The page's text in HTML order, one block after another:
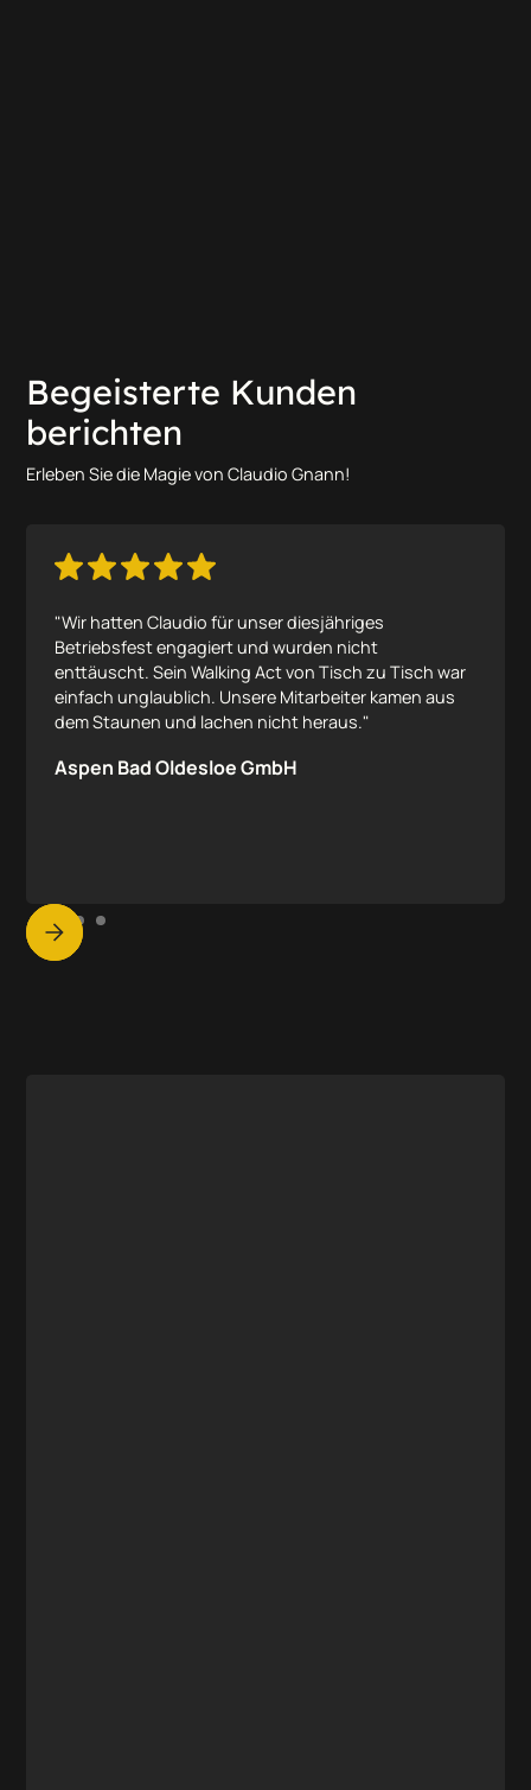
Begeisterte Kunden
berichten
Erleben Sie die Magie von Claudio Gnann!
"Wir hatten Claudio für unser diesjähriges
Betriebsfest engagiert und wurden nicht
enttäuscht. Sein Walking Act von Tisch zu Tisch war
einfach unglaublich. Unsere Mitarbeiter kamen aus
dem Staunen und lachen nicht heraus."
Aspen Bad Oldesloe GmbH